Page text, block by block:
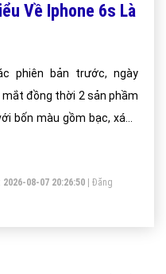
Về Iphone 6s Là
phiên bản trước, ngày
bốn màu gồm bạc, xám,
2026-08-07 20:26:50
Đăng